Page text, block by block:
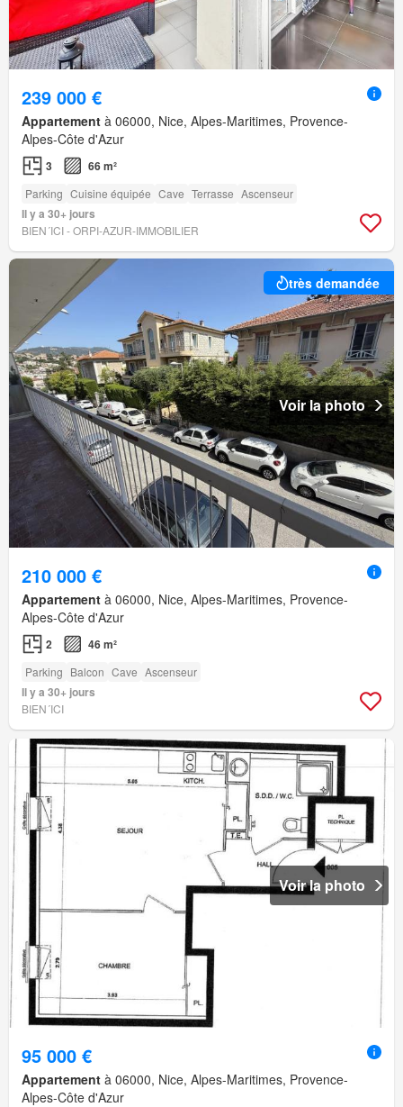
239 000 €
Appartement à 06000, Nice, Alpes-Maritimes, Provence-
Alpes-Côte d'Azur
3 66 m²
Parking Cuisine équipée Cave Terrasse Ascenseur
Il y a 30+ jours
BIEN´ICI - ORPI-AZUR-IMMOBILIER
très demandée
Voir la photo
210 000 €
Appartement à 06000, Nice, Alpes-Maritimes, Provence-
Alpes-Côte d'Azur
2 46 m²
Parking Balcon Cave Ascenseur
Il y a 30+ jours
BIEN´ICI
Voir la photo
95 000 €
Appartement à 06000, Nice, Alpes-Maritimes, Provence-
Alpes-Côte d'Azur